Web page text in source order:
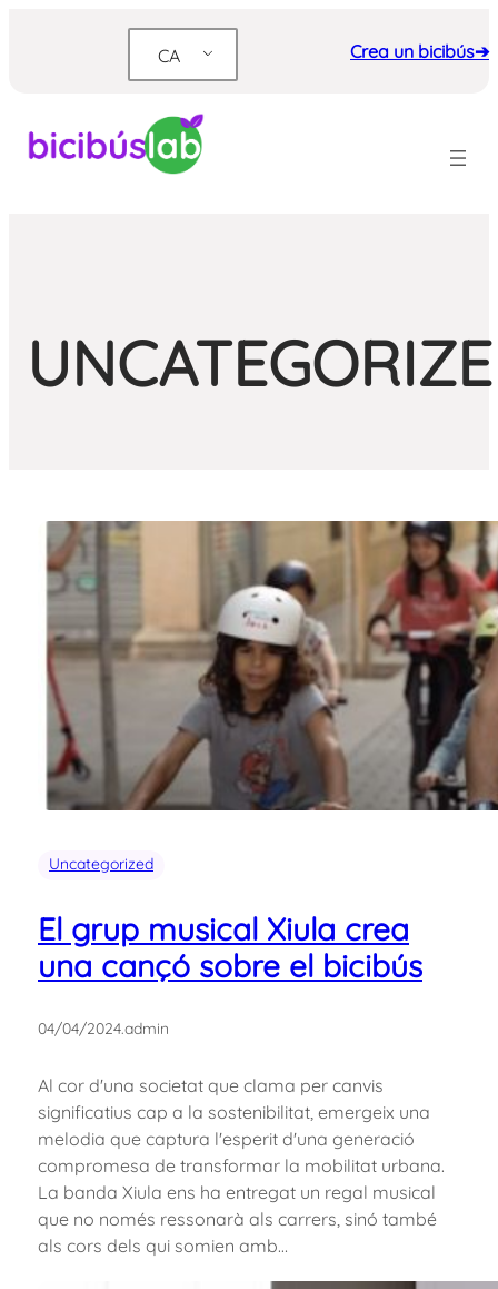
CA Crea un bicibús➔
Uncategorized
El grup musical Xiula crea
una cançó sobre el bicibús
04/04/2024.admin
Al cor d'una societat que clama per canvis
significatius cap a la sostenibilitat, emergeix una
melodia que captura l'esperit d'una generació
compromesa de transformar la mobilitat urbana.
La banda Xiula ens ha entregat un regal musical
que no només ressonarà als carrers, sinó també
als cors dels qui somien amb…